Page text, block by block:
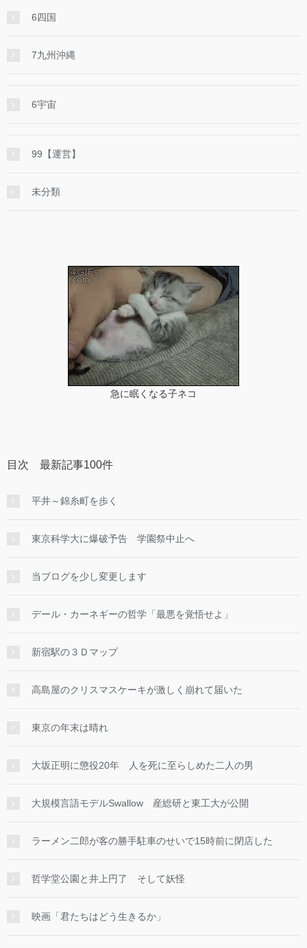
6四国
7九州沖縄
6宇宙
99【運営】
未分類
急に眠くなる子ネコ
目次 最新記事100件
平井～錦糸町を歩く
東京科学大に爆破予告 学園祭中止へ
当ブログを少し変更します
デール・カーネギーの哲学「最悪を覚悟せよ」
新宿駅の３Ｄマップ
高島屋のクリスマスケーキが激しく崩れて届いた
東京の年末は晴れ
大坂正明に懲役20年 人を死に至らしめた二人の男
大規模言語モデルSwallow 産総研と東工大が公開
ラーメン二郎が客の勝手駐車のせいで15時前に閉店した
哲学堂公園と井上円了 そして妖怪
映画「君たちはどう生きるか」